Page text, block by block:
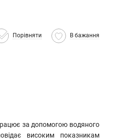
Порівняти В бажання
за допомогою водяного
високим показникам